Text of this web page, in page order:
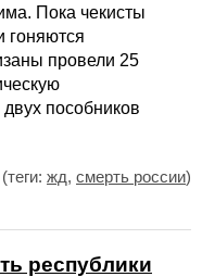
Пока чекисты
гоняются
провели 25
пособников
жд, смерть россии)
республики